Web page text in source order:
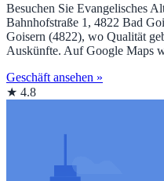
Besuchen Sie Evangelisches
Bahnhofstraße 1, 4822 Bad
Goisern (4822), wo Qualität
Auskünfte. Auf Google Maps
Geschäft ansehen »
★ 4.8